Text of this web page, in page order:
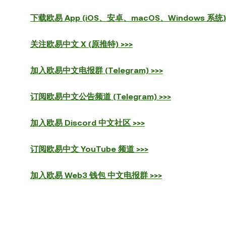
下载欧易 App (iOS、安卓、macOS、Windows 系统)
关注欧易中文 X (原推特) >>>
加入欧易中文电报群 (Telegram) >>>
订阅欧易中文公告频道 (Telegram) >>>
加入欧易 Discord 中文社区 >>>
订阅欧易中文 YouTube 频道 >>>
加入欧易 Web3 钱包 中文电报群 >>>